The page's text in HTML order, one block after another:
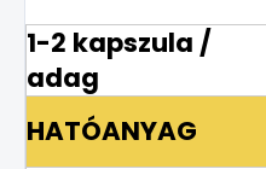
1-2 kapszula /
adag
HATÓANYAG